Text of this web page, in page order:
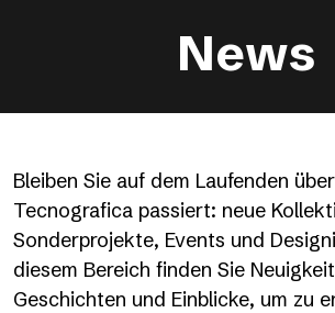
News
Bleiben Sie auf dem Laufenden
Tecnografica passiert: neue
Sonderprojekte, Events und
diesem Bereich finden Sie
Geschichten und Einblicke, um zu